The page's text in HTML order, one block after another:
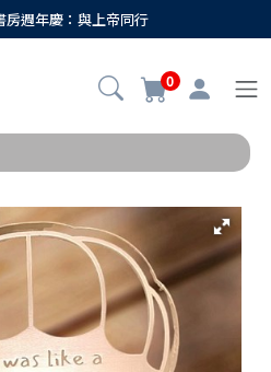
房週年慶：與上帝同行
0